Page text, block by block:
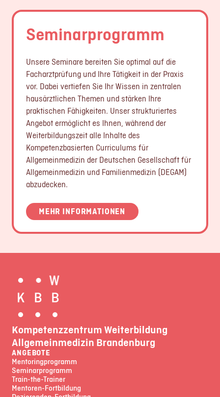
Seminarprogramm
Unsere Seminare bereiten Sie optimal auf die
Facharztprüfung und Ihre Tätigkeit in der Praxis
vor. Dabei vertiefen Sie Ihr Wissen in zentralen
hausärztlichen Themen und stärken Ihre
praktischen Fähigkeiten. Unser strukturiertes
Angebot ermöglicht es Ihnen, während der
Weiterbildungszeit alle Inhalte des
Kompetenzbasierten Curriculums für
Allgemeinmedizin der Deutschen Gesellschaft für
Allgemeinmedizin und Familienmedizin (DEGAM)
abzudecken.
MEHR INFORMATIONEN
Kompetenzzentrum Weiterbildung
Allgemeinmedizin Brandenburg
ANGEBOTE
Mentoringprogramm
Seminarprogramm
Train-the-Trainer
Mentoren-Fortbildung